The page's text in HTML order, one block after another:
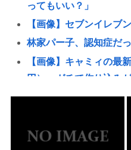
ってもいい？」
【画像】セブンイレブ
林家パー子、認知症だ
【画像】キャミィの最
円）、ガチで作り込み
【悲報】「世界の売春
だ」←これ